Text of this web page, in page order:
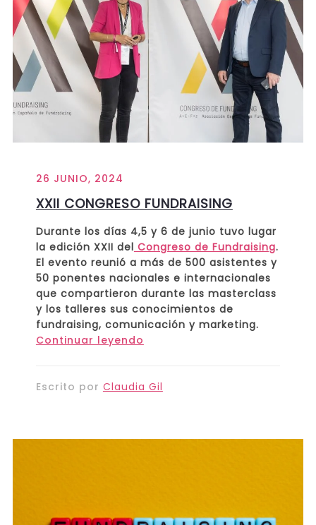
26 JUNIO, 2024
XXII CONGRESO FUNDRAISING
Durante los días 4,5 y 6 de junio tuvo lugar
la edición XXII del Congreso de Fundraising.
El evento reunió a más de 500 asistentes y
50 ponentes nacionales e internacionales
que compartieron durante las masterclass
y los talleres sus conocimientos de
fundraising, comunicación y marketing.
Continuar leyendo
Escrito por Claudia Gil